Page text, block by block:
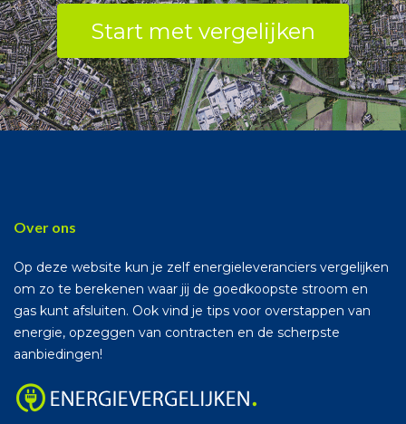
Start met vergelijken
Over ons
Op deze website kun je zelf energieleveranciers vergelijken
om zo te berekenen waar jij de goedkoopste stroom en
gas kunt afsluiten. Ook vind je tips voor overstappen van
energie, opzeggen van contracten en de scherpste
aanbiedingen!